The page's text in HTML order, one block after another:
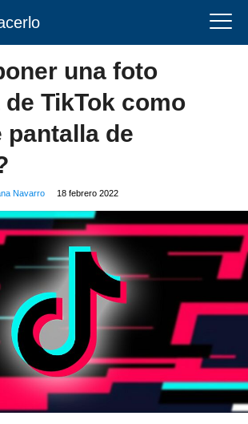
una foto
TikTok como
pantalla de
Navarro 18 febrero 2022